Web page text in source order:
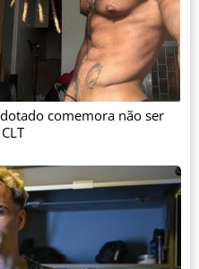
comemora não ser